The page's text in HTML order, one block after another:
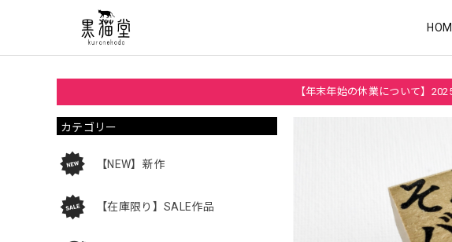
【年末年始の休業について】
カテゴリー
【NEW】新作
【在庫限り】SALE作品